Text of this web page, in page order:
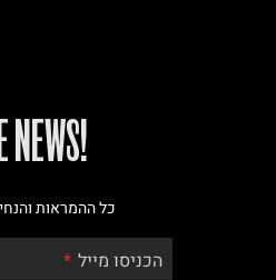
!GET THE NEWS
כל ההמראות
הכניסו מייל